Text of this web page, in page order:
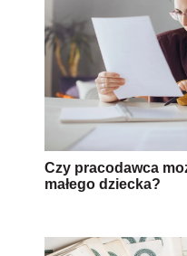
Czy pracodawca
małego dziecka?